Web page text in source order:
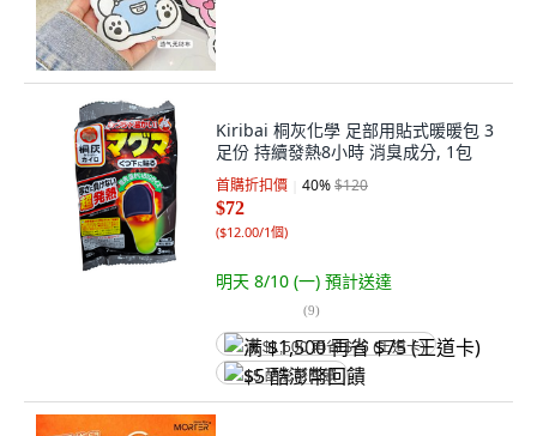
Kiribai 桐灰化學 足部用貼式暖暖包 3
足份 持續發熱8小時 消臭成分, 1包
首購折扣價 40%$120
$72
($12.00/1個)
明天 8/10 (一) 預計送達
(9)
满 $1,500 再省 $75 (王道卡)
$5 酷澎幣回饋